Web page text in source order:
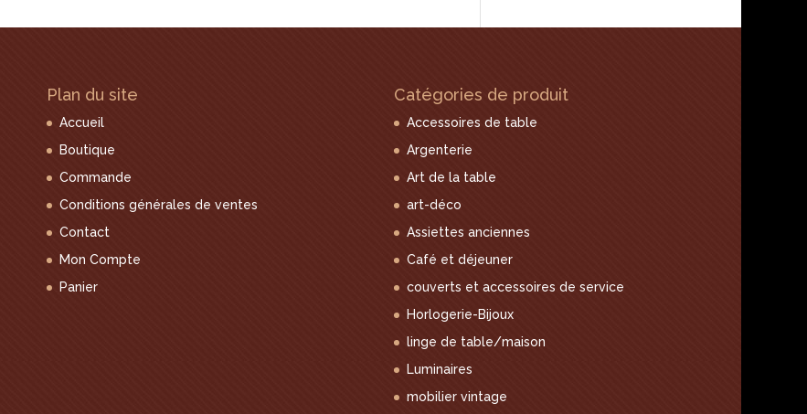
Plan du site
Accueil
Boutique
Commande
Conditions générales de ventes
Contact
Mon Compte
Panier
Catégories de produit
Accessoires de table
Argenterie
Art de la table
art-déco
Assiettes anciennes
Café et déjeuner
couverts et accessoires de service
Horlogerie-Bijoux
linge de table/maison
Luminaires
mobilier vintage